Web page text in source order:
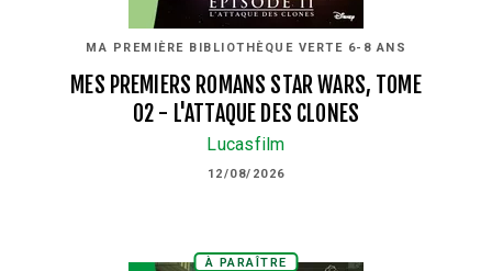
MA PREMIÈRE BIBLIOTHÈQUE VERTE 6-8 ANS
MES PREMIERS ROMANS STAR WARS, TOME
02 - L'ATTAQUE DES CLONES
Lucasfilm
12/08/2026
À PARAÎTRE